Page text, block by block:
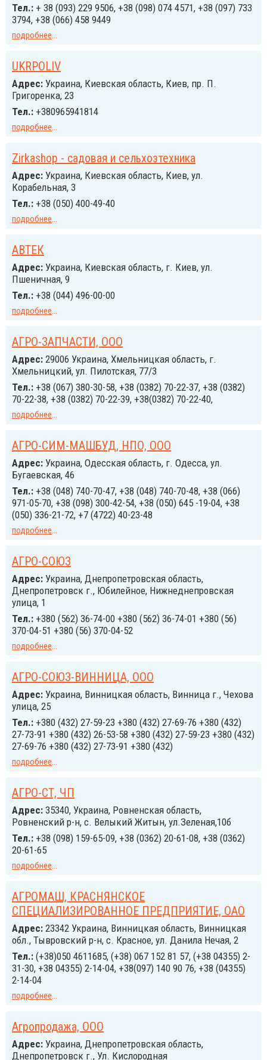
Тел.: + 38 (093) 229 9506, +38 (098) 074 4571, +38 (097) 733
3794, +38 (066) 458 9449
подробнее...
UKRPOLIV
Адрес: Украина, Киевская область, Киев, пр. П.
Григоренка, 23
Тел.: +380965941814
подробнее...
Zirkashop - садовая и сельхозтехника
Адрес: Украина, Киевская область, Киев, ул.
Корабельная, 3
Тел.: +38 (050) 400-49-40
подробнее...
АВТЕК
Адрес: Украина, Киевская область, г. Киев, ул.
Пшеничная, 9
Тел.: +38 (044) 496-00-00
подробнее...
АГРО-ЗАПЧАСТИ, ООО
Адрес: 29006 Украина, Хмельницкая область, г.
Хмельницкий, ул. Пилотская, 77/3
Тел.: +38 (067) 380-30-58, +38 (0382) 70-22-37, +38 (0382)
70-22-38, +38 (0382) 70-22-39, +38(0382) 70-22-40,
подробнее...
АГРО-СИМ-МАШБУД, НПО, ООО
Адрес: Украина, Одесская область, г. Одесса, ул.
Бугаевская, 46
Тел.: +38 (048) 740-70-47, +38 (048) 740-70-48, +38 (066)
971-05-70, +38 (098) 300-42-54, +38 (050) 645 -19-04, +38
(050) 336-21-72, +7 (4722) 40-23-48
подробнее...
АГРО-СОЮЗ
Адрес: Украина, Днепропетровская область,
Днепропетровск г., Юбилейное, Нижнеднепровская
улица, 1
Тел.: +380 (562) 36-74-00 +380 (562) 36-74-01 +380 (56)
370-04-51 +380 (56) 370-04-52
подробнее...
АГРО-СОЮЗ-ВИННИЦА, ООО
Адрес: Украина, Винницкая область, Винница г., Чехова
улица, 25
Тел.: +380 (432) 27-59-23 +380 (432) 27-69-76 +380 (432)
27-73-91 +380 (432) 26-53-58 +380 (432) 27-59-23 +380 (432)
27-69-76 +380 (432) 27-73-91 +380 (432)
подробнее...
АГРО-СТ, ЧП
Адрес: 35340, Украина, Ровненская область,
Ровненский р-н, с. Велыкий Житын, ул.Зеленая,10б
Тел.: +38 (098) 159-65-09, +38 (0362) 20-61-08, +38 (0362)
20-61-65
подробнее...
АГРОМАШ, КРАСНЯНСКОЕ
СПЕЦИАЛИЗИРОВАННОЕ ПРЕДПРИЯТИЕ, ОАО
Адрес: 23342 Украина, Винницкая область, Винницкая
обл., Тывровский р-н, с. Красное, ул. Данила Нечая, 2
Тел.: (+38)050 4611685, (+38) 067 152 81 57, (+38 04355) 2-
31-30, +38 04355) 2-14-04, +38(097) 140 90 76, +38 (04355)
2-14-04
подробнее...
Агропродажа, ООО
Адрес: Украина, Днепропетровская область,
Днепропетровск г., Ул. Кислородная